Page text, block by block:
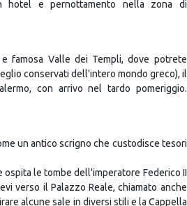
con 18 siti dichiarati Patrimonio
l'alto; una volta raggiunta la parte più
il tour andando a Noto, inserita
hotel e pernottamento nella zona di
famosa Valle dei Templi, dove potrete
conservati dell'intero mondo greco), il
con arrivo nel tardo pomeriggio.